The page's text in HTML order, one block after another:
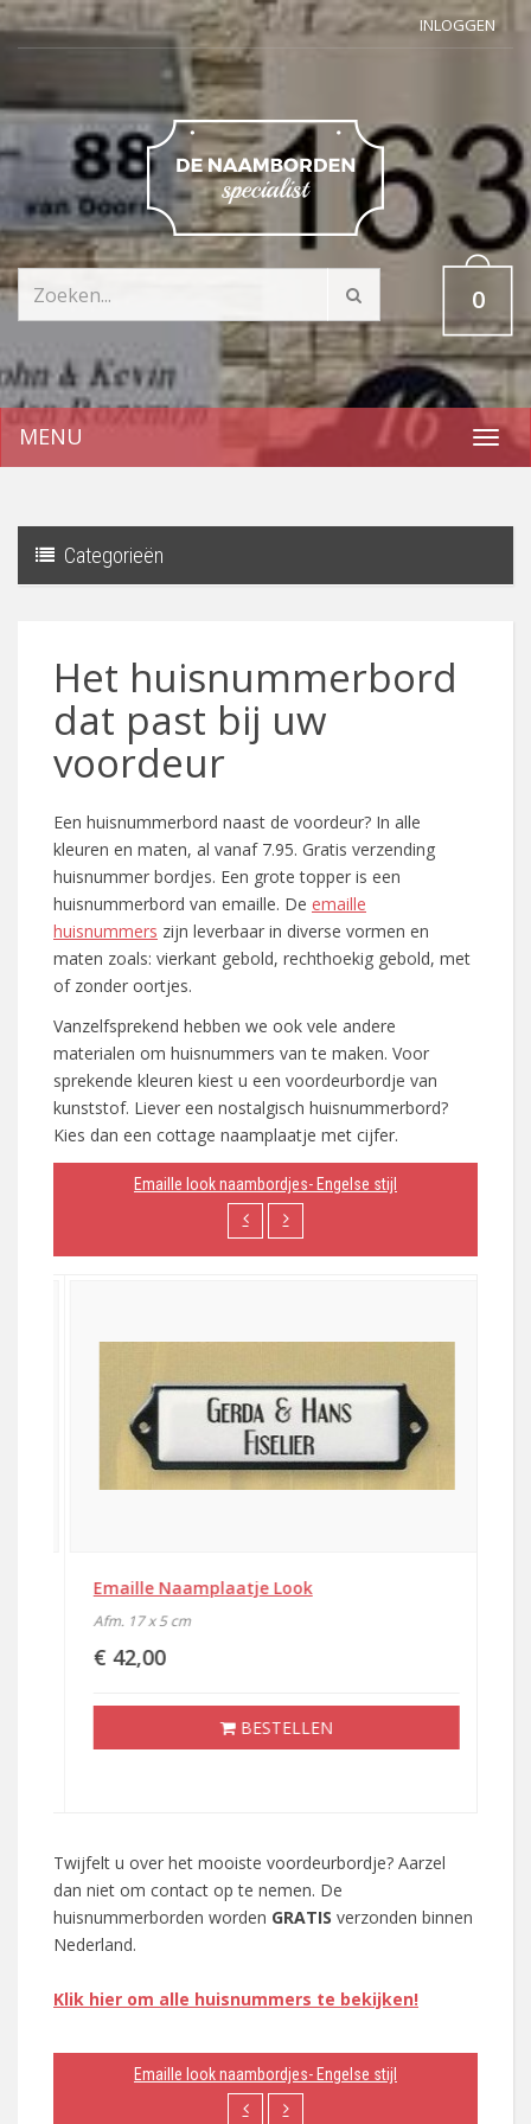
INLOGGEN
0
MENU
Categorieën
Het huisnummerbord
dat past bij uw
voordeur
Een huisnummerbord naast de voordeur? In alle
kleuren en maten, al vanaf 7.95. Gratis verzending
huisnummer bordjes. Een grote topper is een
huisnummerbord van emaille. De emaille
huisnummers zijn leverbaar in diverse vormen en
maten zoals: vierkant gebold, rechthoekig gebold, met
of zonder oortjes.
Vanzelfsprekend hebben we ook vele andere
materialen om huisnummers van te maken. Voor
sprekende kleuren kiest u een voordeurbordje van
kunststof. Liever een nostalgisch huisnummerbord?
Kies dan een cottage naamplaatje met cijfer.
Emaille look naambordjes- Engelse stijl
Emaille Naamplaatje Look
Afm. 17 x 5 cm
€ 42,00
BESTELLEN
Twijfelt u over het mooiste voordeurbordje? Aarzel
dan niet om contact op te nemen. De
huisnummerborden worden GRATIS verzonden binnen
Nederland.
Klik hier om alle huisnummers te bekijken!
Emaille look naambordjes- Engelse stijl